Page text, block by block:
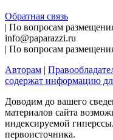
Обратная связь
| По вопросам
info@paparazzi.ru
| По вопросам
Авторам |
содержат информацию
Доводим до вашего
материалов сайта
индексируемой
первоисточника.